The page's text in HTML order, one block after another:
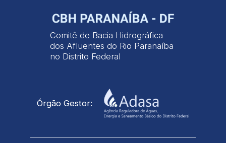
Comitê de Bacia Hidrográfica
dos Afluentes do Rio Paranaíba
no Distrito Federal
Órgão Gestor: